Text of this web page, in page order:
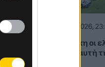
06.08.2026,
Δίχως νίκη οι
Ευρώπη αυτή